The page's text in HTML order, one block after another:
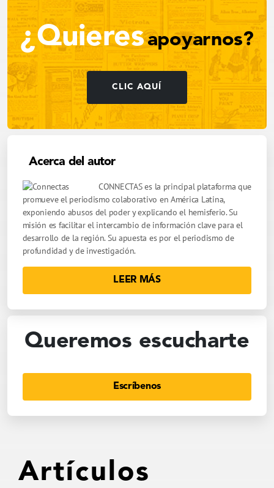
¿Quieresapoyarnos?
CLIC AQUÍ
Acerca del autor
CONNECTAS es la principal plataforma que
promueve el periodismo colaborativo en América Latina,
exponiendo abusos del poder y explicando el hemisferio. Su
misión es facilitar el intercambio de información clave para el
desarrollo de la región. Su apuesta es por el periodismo de
profundidad y de investigación.
LEER MÁS
Queremos escucharte
Escríbenos
Artículos